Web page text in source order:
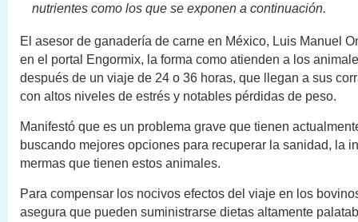
nutrientes como los que se exponen a continuación.
El asesor de ganadería de carne en México, Luis Manuel
en el portal Engormix, la forma como atienden a los
después de un viaje de 24 o 36 horas, que llegan a sus
con altos niveles de estrés y notables pérdidas de peso.
Manifestó que es un problema grave que tienen
buscando mejores opciones para recuperar la sanidad, la
mermas que tienen estos animales.
Para compensar los nocivos efectos del viaje en los
asegura que pueden suministrarse dietas altamente